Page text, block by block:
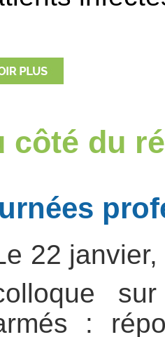
côté du
22
: